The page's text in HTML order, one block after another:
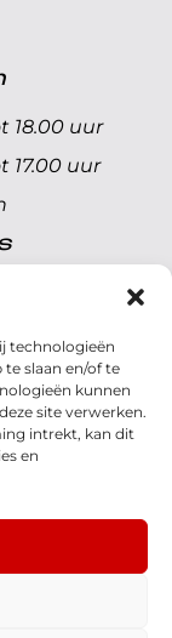
technologieën
slaan en/of te
kunnen
site verwerken.
intrekt, kan dit
en
18.00 uur
17.00 uur
uur